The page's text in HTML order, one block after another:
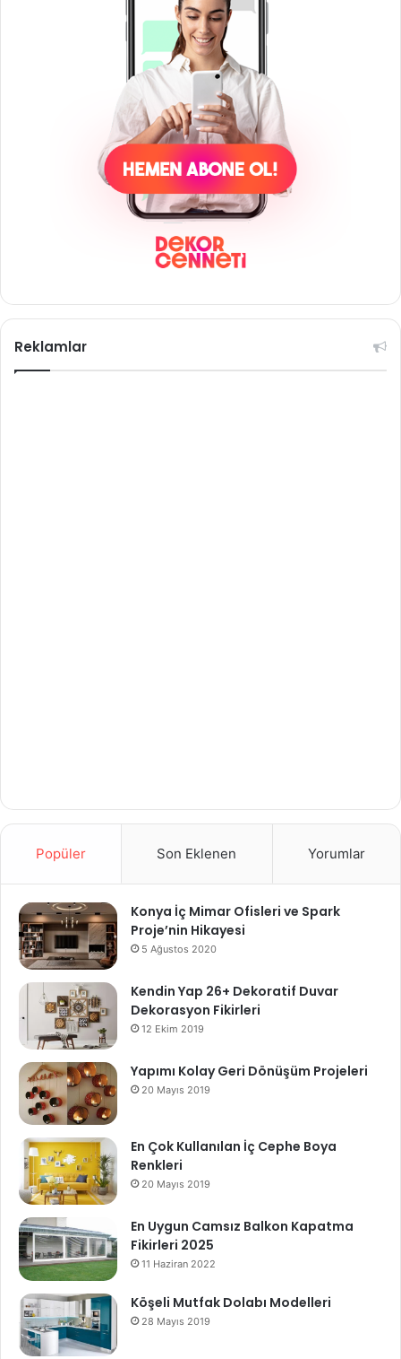
Reklamlar
Popüler Son Eklenen Yorumlar
Konya İç Mimar Ofisleri ve Spark
Proje’nin Hikayesi
5 Ağustos 2020
Kendin Yap 26+ Dekoratif Duvar
Dekorasyon Fikirleri
12 Ekim 2019
Yapımı Kolay Geri Dönüşüm Projeleri
20 Mayıs 2019
En Çok Kullanılan İç Cephe Boya
Renkleri
20 Mayıs 2019
En Uygun Camsız Balkon Kapatma
Fikirleri 2025
11 Haziran 2022
Köşeli Mutfak Dolabı Modelleri
28 Mayıs 2019